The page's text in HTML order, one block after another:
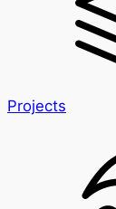
Projects